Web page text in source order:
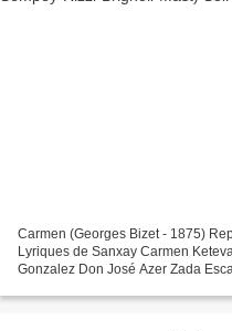
Carmen (Georges Bizet - 1875)
Lyriques de Sanxay Carmen
Gonzalez Don José Azer Zada